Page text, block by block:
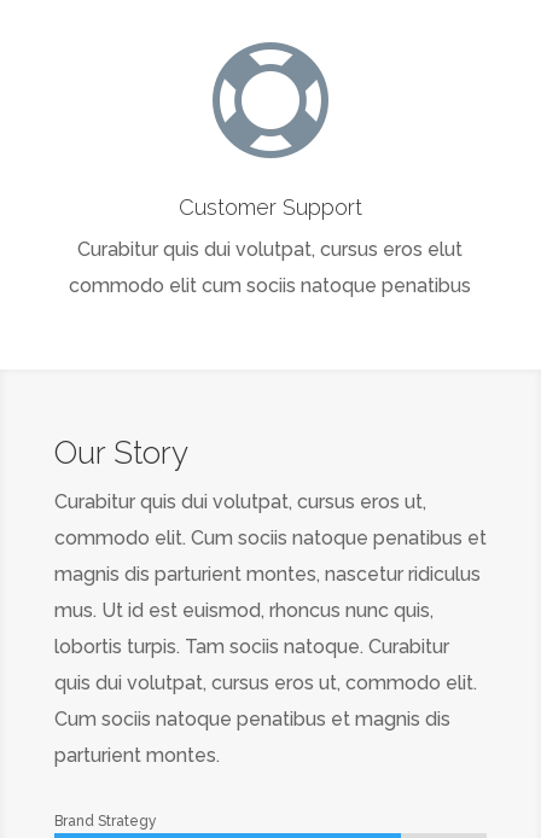

Customer Support
Curabitur quis dui volutpat, cursus eros elut
commodo elit cum sociis natoque penatibus
Our Story
Curabitur quis dui volutpat, cursus eros ut,
commodo elit. Cum sociis natoque penatibus et
magnis dis parturient montes, nascetur ridiculus
mus. Ut id est euismod, rhoncus nunc quis,
lobortis turpis. Tam sociis natoque. Curabitur
quis dui volutpat, cursus eros ut, commodo elit.
Cum sociis natoque penatibus et magnis dis
parturient montes.
Brand Strategy